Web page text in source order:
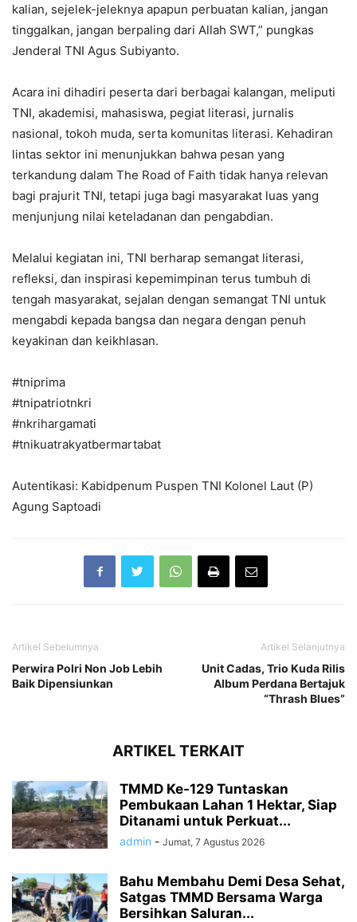
kalian, sejelek-jeleknya apapun perbuatan kalian, jangan
tinggalkan, jangan berpaling dari Allah SWT,” pungkas
Jenderal TNI Agus Subiyanto.
Acara ini dihadiri peserta dari berbagai kalangan, meliputi
TNI, akademisi, mahasiswa, pegiat literasi, jurnalis
nasional, tokoh muda, serta komunitas literasi. Kehadiran
lintas sektor ini menunjukkan bahwa pesan yang
terkandung dalam The Road of Faith tidak hanya relevan
bagi prajurit TNI, tetapi juga bagi masyarakat luas yang
menjunjung nilai keteladanan dan pengabdian.
Melalui kegiatan ini, TNI berharap semangat literasi,
refleksi, dan inspirasi kepemimpinan terus tumbuh di
tengah masyarakat, sejalan dengan semangat TNI untuk
mengabdi kepada bangsa dan negara dengan penuh
keyakinan dan keikhlasan.
#tniprima
#tnipatriotnkri
#nkrihargamati
#tnikuatrakyatbermartabat
Autentikasi: Kabidpenum Puspen TNI Kolonel Laut (P)
Agung Saptoadi
Artikel Sebelumnya
Perwira Polri Non Job Lebih
Baik Dipensiunkan
Artikel Selanjutnya
Unit Cadas, Trio Kuda Rilis
Album Perdana Bertajuk
“Thrash Blues”
ARTIKEL TERKAIT
TMMD Ke-129 Tuntaskan
Pembukaan Lahan 1 Hektar, Siap
Ditanami untuk Perkuat...
admin - Jumat, 7 Agustus 2026
Bahu Membahu Demi Desa Sehat,
Satgas TMMD Bersama Warga
Bersihkan Saluran...